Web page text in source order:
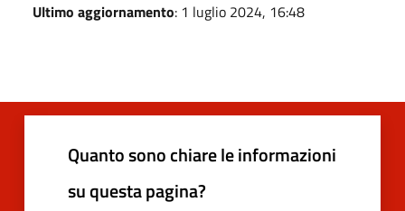
Ultimo aggiornamento: 1 luglio 2024, 16:48
Quanto sono chiare le informazioni
su questa pagina?